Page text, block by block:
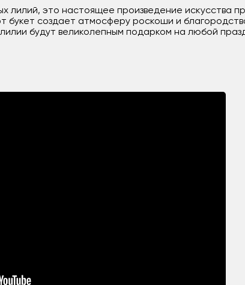
лилий, это настоящее произведение искусства
букет создает атмосферу роскоши и
будут великолепным подарком на любой